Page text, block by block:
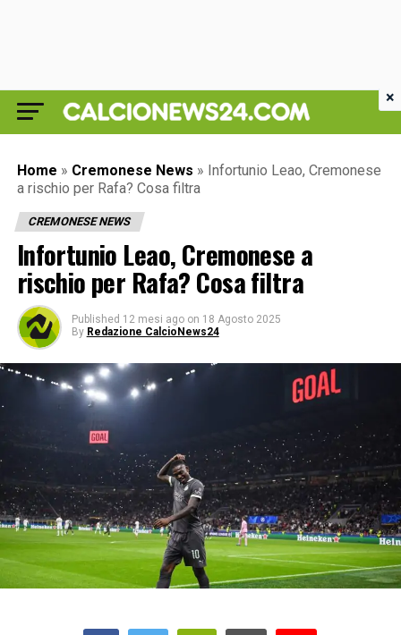
Home » Cremonese News » Infortunio Leao, Cremonese
a rischio per Rafa? Cosa filtra
CREMONESE NEWS
Infortunio Leao, Cremonese a
rischio per Rafa? Cosa filtra
Published 12 mesi ago on 18 Agosto 2025
By Redazione CalcioNews24
×